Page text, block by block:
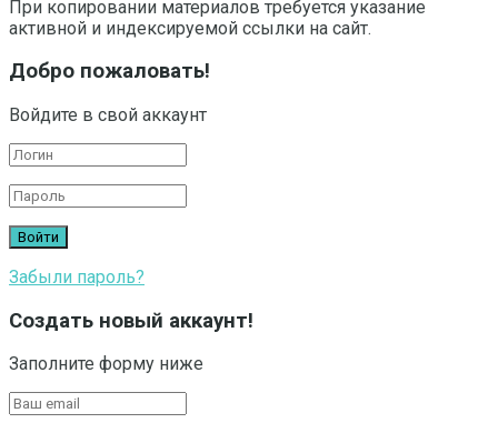
При копировании материалов требуется указание
активной и индексируемой ссылки на сайт.
Добро пожаловать!
Войдите в свой аккаунт
Забыли пароль?
Создать новый аккаунт!
Заполните форму ниже